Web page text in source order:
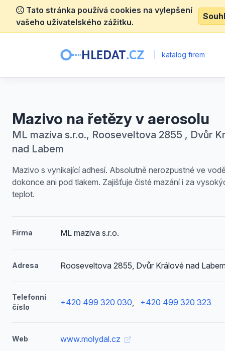
Tato stránka používá cookies na vylepšení
vašeho uživatelského zážitku.
katalog firem
Mazivo na řetězy v aerosolu
ML maziva s.r.o., Rooseveltova 2855 , Dvůr
nad Labem
Mazivo s vynikající adhesí. Absolutně nerozpustné ve
dokonce ani pod tlakem. Zajišťuje čisté mazání i za
teplot.
Firma ML maziva s.r.o.
Adresa Rooseveltova 2855, Dvůr Králové nad
Telefonní
číslo
+420 499 320 030, +420 499 320 323
Web www.molydal.cz